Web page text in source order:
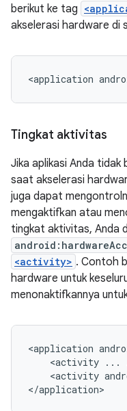
berikut ke tag
akselerasi hardware di
<application
Tingkat aktivitas
Jika aplikasi Anda tidak
saat akselerasi
juga dapat
mengaktifkan atau
tingkat aktivitas, Anda
<activity> . Contoh
hardware untuk
menonaktifkannya
<application
<activity ...
<activity
</application>